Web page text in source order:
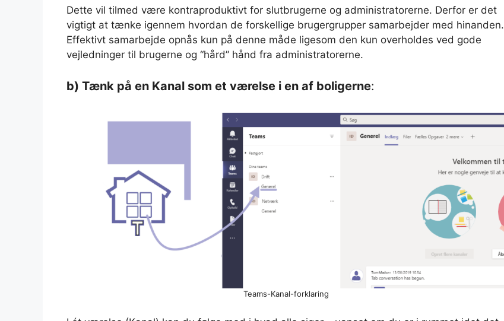
Dette vil tilmed være kontraproduktivt for slutbrugerne og administratorerne. Derfor er det
vigtigt at tænke igennem hvordan de forskellige brugergrupper samarbejder med hinanden.
Effektivt samarbejde opnås kun på denne måde ligesom den kun overholdes ved gode
vejledninger til brugerne og “hård” hånd fra administratorerne.
b) Tænk på en Kanal som et værelse i en af boligerne:
Teams-Kanal-forklaring